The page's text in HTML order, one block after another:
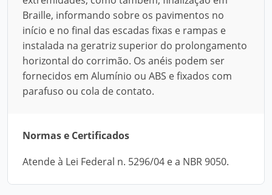
Braille, informando sobre os pavimentos no
início e no final das escadas fixas e rampas e
instalada na geratriz superior do prolongamento
horizontal do corrimão. Os anéis podem ser
fornecidos em Alumínio ou ABS e fixados com
parafuso ou cola de contato.
Normas e Certificados
Atende à Lei Federal n. 5296/04 e a NBR 9050.